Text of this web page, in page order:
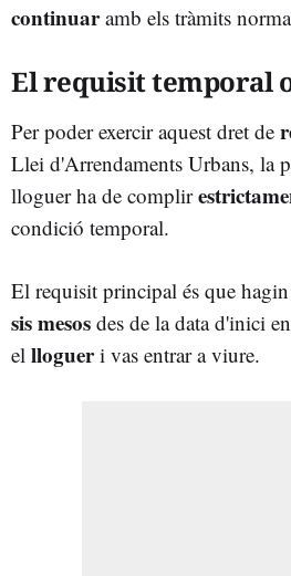
continuaramb els tràmits
El requisit temporal
Per poder exercir aquest dret de
Llei d'Arrendaments Urbans, la
lloguer ha de complir
condició temporal.
El requisit principal és que
sis mesos des de la data d'inici
el llogueri vas entrar a viure.